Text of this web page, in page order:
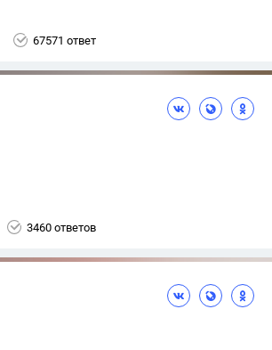
67571 ответ
3460 ответов